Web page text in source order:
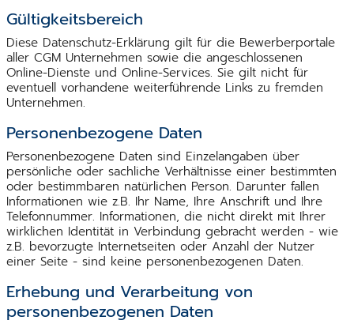
Gültigkeitsbereich
Diese Datenschutz-Erklärung gilt für die Bewerberportale
aller CGM Unternehmen sowie die angeschlossenen
Online-Dienste und Online-Services. Sie gilt nicht für
eventuell vorhandene weiterführende Links zu fremden
Unternehmen.
Personenbezogene Daten
Personenbezogene Daten sind Einzelangaben über
persönliche oder sachliche Verhältnisse einer bestimmten
oder bestimmbaren natürlichen Person. Darunter fallen
Informationen wie z.B. Ihr Name, Ihre Anschrift und Ihre
Telefonnummer. Informationen, die nicht direkt mit Ihrer
wirklichen Identität in Verbindung gebracht werden - wie
z.B. bevorzugte Internetseiten oder Anzahl der Nutzer
einer Seite - sind keine personenbezogenen Daten.
Erhebung und Verarbeitung von
personenbezogenen Daten